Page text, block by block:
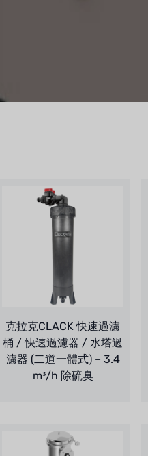
克拉克CLACK 快速過濾
桶 / 快速過濾器 / 水塔過
濾器 (二道一體式) – 3.4
m³/h 除硫臭